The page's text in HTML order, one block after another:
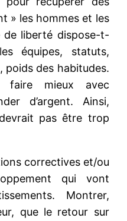
» les hommes et les
de liberté dispose-t-
équipes, statuts,
poids des habitudes.
faire mieux avec
d’argent. Ainsi,
pas être trop
correctives et/ou
qui vont
Montrer,
que le retour sur